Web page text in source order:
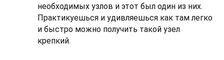
необходимых узлов и этот был один из них.
Практикуешься и удивляешься как там легко
и быстро можно получить такой узел
крепкий.